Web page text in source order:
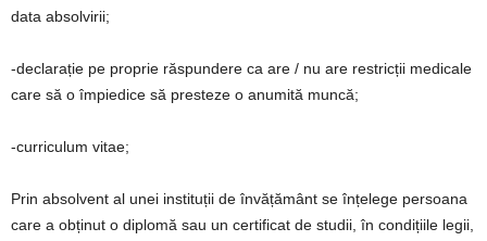
data absolvirii;
-declarație pe proprie răspundere ca are / nu are restricții medicale
care să o împiedice să presteze o anumită muncă;
-curriculum vitae;
Prin absolvent al unei instituții de învățământ se înțelege persoana
care a obținut o diplomă sau un certificat de studii, în condițiile legii,